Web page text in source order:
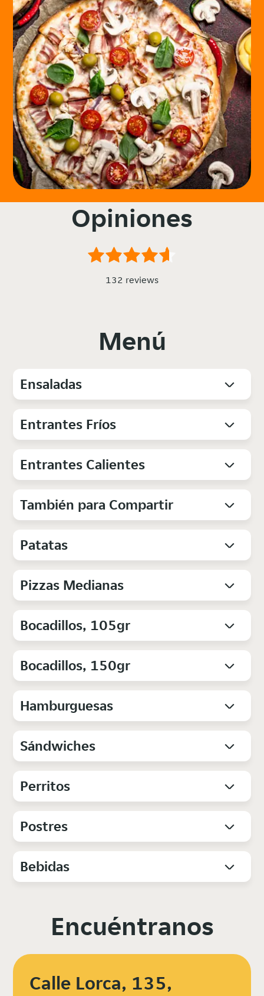
Opiniones
132 reviews
Menú
Ensaladas
Entrantes Fríos
Entrantes Calientes
También para Compartir
Patatas
Pizzas Medianas
Bocadillos, 105gr
Bocadillos, 150gr
Hamburguesas
Sándwiches
Perritos
Postres
Bebidas
Encuéntranos
Calle Lorca, 135,